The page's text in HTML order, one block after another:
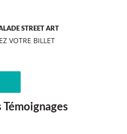
STREET ART
VOTRE BILLET
Témoignages